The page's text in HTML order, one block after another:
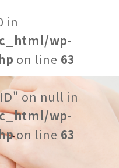
in
wp-
on line 63
on null in
wp-
on line 63